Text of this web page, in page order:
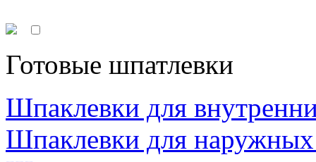
Готовые шпатлевки
Шпаклевки для
Шпаклевки для наружных